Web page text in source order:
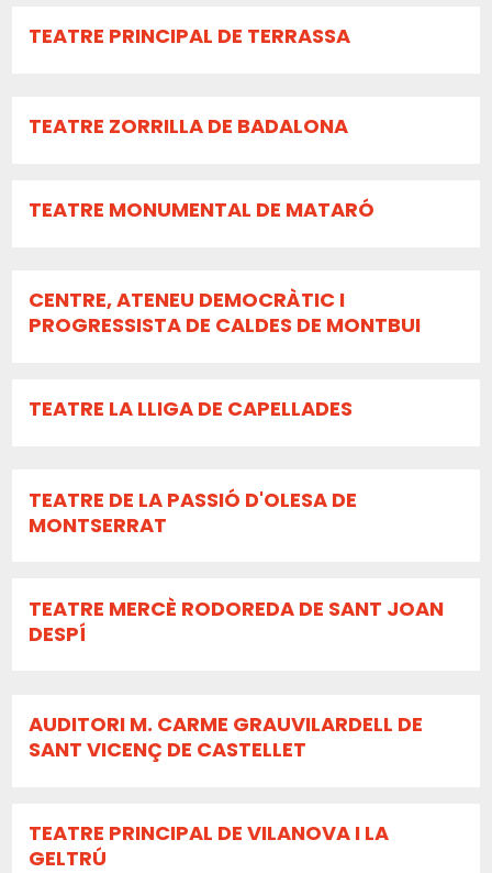
TEATRE PRINCIPAL DE TERRASSA
TEATRE ZORRILLA DE BADALONA
TEATRE MONUMENTAL DE MATARÓ
CENTRE, ATENEU DEMOCRÀTIC I
PROGRESSISTA DE CALDES DE MONTBUI
TEATRE LA LLIGA DE CAPELLADES
TEATRE DE LA PASSIÓ D'OLESA DE
MONTSERRAT
TEATRE MERCÈ RODOREDA DE SANT JOAN
DESPÍ
AUDITORI M. CARME GRAUVILARDELL DE
SANT VICENÇ DE CASTELLET
TEATRE PRINCIPAL DE VILANOVA I LA
GELTRÚ